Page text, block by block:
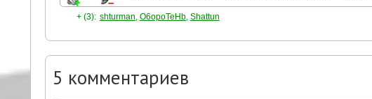
+ (3): shturman, O6opoTeHb, Shattun
5 комментариев